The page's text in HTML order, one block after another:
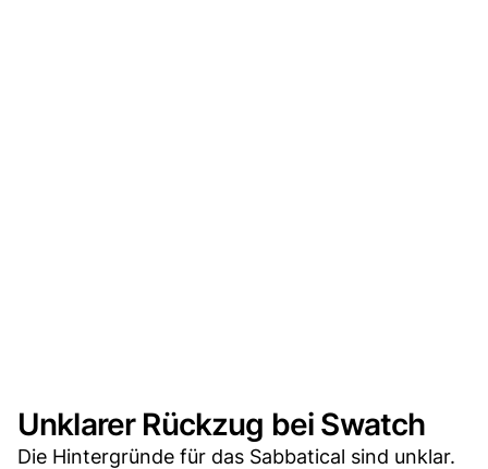
Unklarer Rückzug bei Swatch
Die Hintergründe für das Sabbatical sind unklar.